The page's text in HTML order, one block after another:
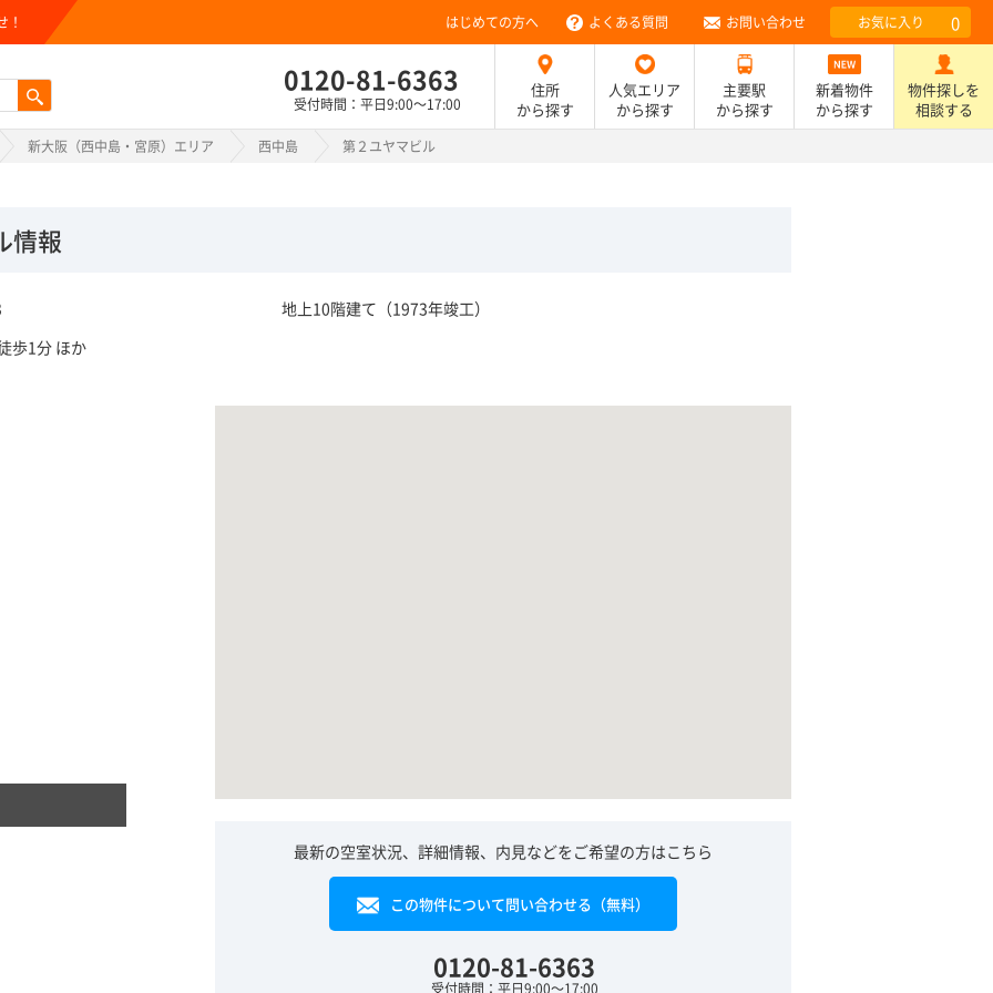
！ はじめての方へ よくある質問 お問い合わせ お気に入り 0
0120-81-6363
受付時間：平日9:00～17:00
住所
から探す
人気エリア
から探す
主要駅
から探す
新着物件
から探す
物件探しを
相談する
新大阪（西中島・宮原）エリア 西中島 第２ユヤマビル
情報
歩1分 ほか
地上10階建て（1973年竣工）
最新の空室状況、詳細情報、内見などをご希望の方はこちら
この物件について問い合わせる（無料）
0120-81-6363
受付時間：平日9:00～17:00